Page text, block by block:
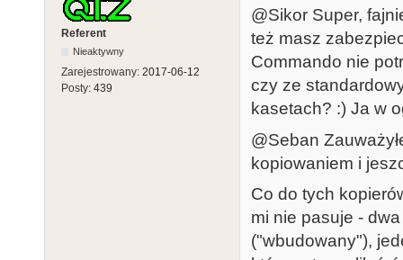
Referent
Nieaktywny
Zarejestrowany: 2017-06-12
Posty: 439
@Sikor Super,
też masz
Commando nie
czy ze
kasetach? :) Ja w
@Seban
kopiowaniem i
Co do tych
mi nie pasuje -
("wbudowany"),